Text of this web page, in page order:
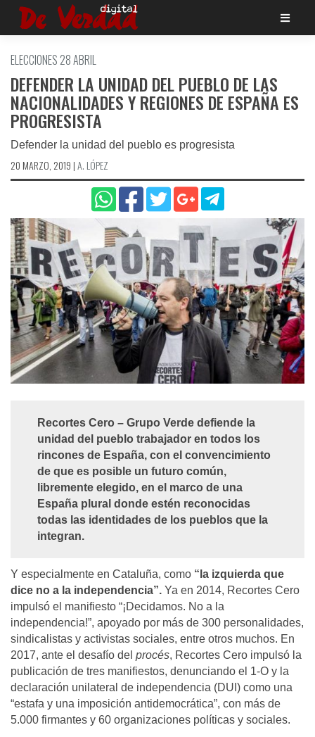
Saltar
ELECCIONES 28 ABRIL
DEFENDER LA UNIDAD DEL PUEBLO DE LAS
NACIONALIDADES Y REGIONES DE ESPAÑA ES
PROGRESISTA
Defender la unidad del pueblo es progresista
20 MARZO, 2019 |A. LÓPEZ
Recortes Cero – Grupo Verde defiende la
unidad del pueblo trabajador en todos los
rincones de España, con el convencimiento
de que es posible un futuro común,
libremente elegido, en el marco de una
España plural donde estén reconocidas
todas las identidades de los pueblos que la
integran.
Y especialmente en Cataluña, como “la izquierda que
dice no a la independencia”. Ya en 2014, Recortes Cero
impulsó el manifiesto “¡Decidamos. No a la
independencia!”, apoyado por más de 300 personalidades,
sindicalistas y activistas sociales, entre otros muchos. En
2017, ante el desafío del procés, Recortes Cero impulsó la
publicación de tres manifiestos, denunciando el 1-O y la
declaración unilateral de independencia (DUI) como una
“estafa y una imposición antidemocrática”, con más de
5.000 firmantes y 60 organizaciones políticas y sociales.